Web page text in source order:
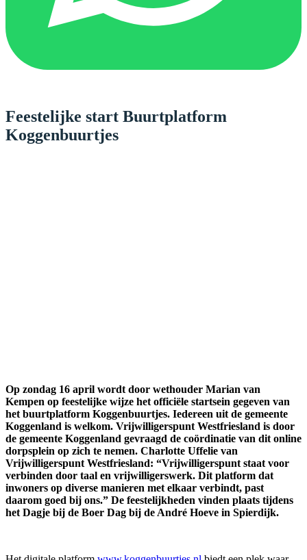
Feestelijke start Buurtplatform
Koggenbuurtjes
Op zondag 16 april wordt door wethouder Marian van
Kempen op feestelijke wijze het officiële startsein gegeven van
het buurtplatform Koggenbuurtjes. Iedereen uit de gemeente
Koggenland is welkom. Vrijwilligerspunt Westfriesland is door
de gemeente Koggenland gevraagd de coördinatie van dit online
dorpsplein op zich te nemen. Charlotte Uffelie van
Vrijwilligerspunt Westfriesland: “Vrijwilligerspunt staat voor
verbinden door taal en vrijwilligerswerk. Dit platform dat
inwoners op diverse manieren met elkaar verbindt, past
daarom goed bij ons.” De feestelijkheden vinden plaats tijdens
het Dagje bij de Boer Dag bij de André Hoeve in Spierdijk.